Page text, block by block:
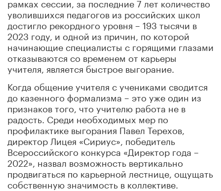
уволившихся педагогов из российских школ
достигло рекордного уровня – 193 тысячи в
2023 году, и одной из причин, по которой
начинающие специалисты с горящими глазами
отказываются со временем от карьеры
учителя, является быстрое выгорание.
Когда общение учителя с учениками сводится
до казенного формализма – это уже один из
признаков того, что учителю работа не в
радость. Среди необходимых мер по
профилактике выгорания Павел Терехов,
директор Лицея «Сириус», победитель
Всероссийского конкурса «Директор года –
2022», назвал возможность вертикально
продвигаться по карьерной лестнице, ощущать
собственную значимость в коллективе.